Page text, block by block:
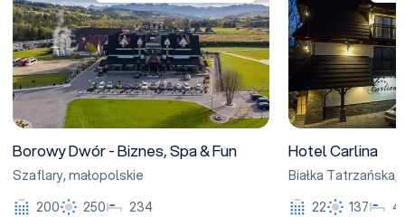
Borowy Dwór - Biznes, Spa & Fun
Szaflary,małopolskie
200
250 234
Hotel Carlina
Białka Tatrzańska,
22
137